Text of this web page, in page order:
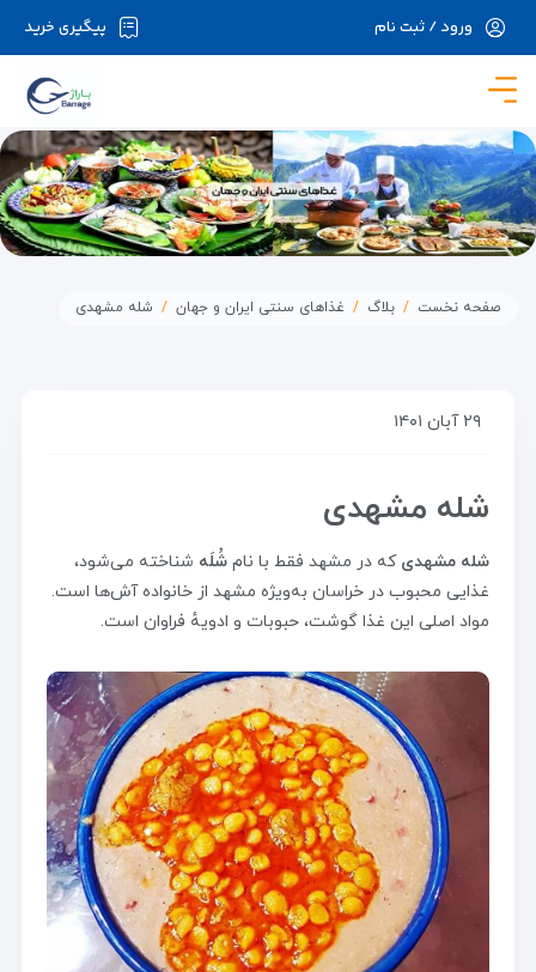
در حال حاضر ارتباط با سرور قطع می باشد لطفا
پیگیری خرید ورود / ثبت نام
صفحه نخست بلاگ غذاهای سنتی ایران و جهان شله مشهدی
۲۹ آبان ۱۴۰۱
شله مشهدی
شله مشهدی که در مشهد فقط با نام شُلَه شناخته می‌شود،
غذایی محبوب در خراسان به‌ویژه مشهد از خانواده آش‌ها است.
مواد اصلی این غذا گوشت، حبوبات و ادویهٔ فراوان است.